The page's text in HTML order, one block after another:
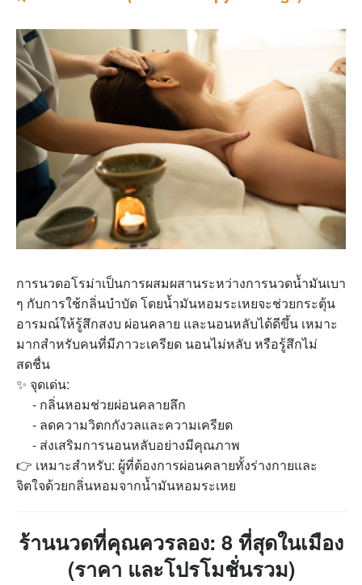
การนวดอโรม่าเป็นการผสมผสานระหว่างการนวดน้ำมันเบา
ๆ กับการใช้กลิ่นบำบัด โดยน้ำมันหอมระเหยจะช่วยกระตุ้น
อารมณ์ให้รู้สึกสงบ ผ่อนคลาย และนอนหลับได้ดีขึ้น เหมาะ
มากสำหรับคนที่มีภาวะเครียด นอนไม่หลับ หรือรู้สึกไม่
สดชื่น
✨ จุดเด่น:
- กลิ่นหอมช่วยผ่อนคลายลึก
- ลดความวิตกกังวลและความเครียด
- ส่งเสริมการนอนหลับอย่างมีคุณภาพ
👉 เหมาะสำหรับ: ผู้ที่ต้องการผ่อนคลายทั้งร่างกายและ
จิตใจด้วยกลิ่นหอมจากน้ำมันหอมระเหย
ร้านนวดที่คุณควรลอง: 8 ที่สุดในเมือง
(ราคา และโปรโมชั่นรวม)